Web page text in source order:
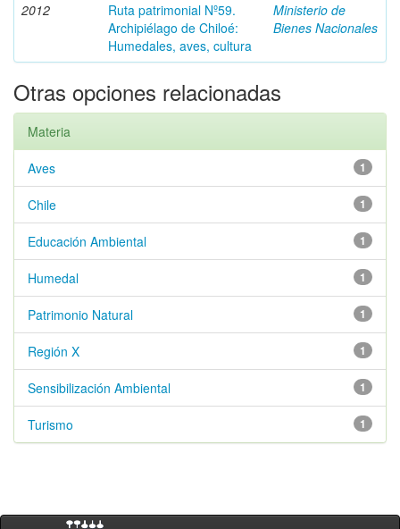
2012
Ruta patrimonial Nº59.
Archipiélago de Chiloé:
Humedales, aves, cultura
Ministerio de
Bienes Nacionales
Otras opciones relacionadas
Materia
1
Aves
1
Chile
1
Educación Ambiental
1
Humedal
1
Patrimonio Natural
1
Región X
1
Sensibilización Ambiental
1
Turismo